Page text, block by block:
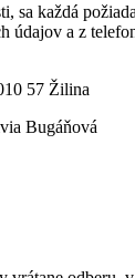
sa každá
údajov a z
57 Žilina
Bugáňová